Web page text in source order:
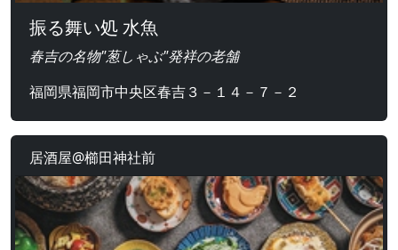
振る舞い処 水魚
春吉の名物"葱しゃぶ"発祥の老舗
福岡県福岡市中央区春吉３－１４－７－２
居酒屋@櫛田神社前